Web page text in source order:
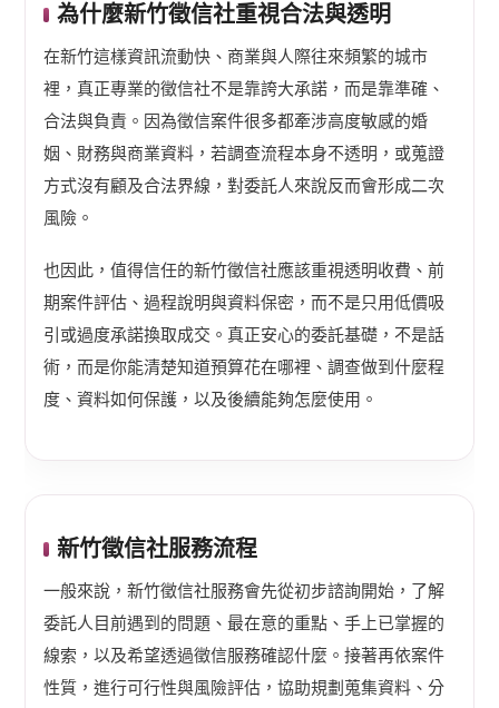
為什麼新竹徵信社重視合法與透明
在新竹這樣資訊流動快、商業與人際往來頻繁的城市
裡，真正專業的徵信社不是靠誇大承諾，而是靠準確、
合法與負責。因為徵信案件很多都牽涉高度敏感的婚
姻、財務與商業資料，若調查流程本身不透明，或蒐證
方式沒有顧及合法界線，對委託人來說反而會形成二次
風險。
也因此，值得信任的新竹徵信社應該重視透明收費、前
期案件評估、過程說明與資料保密，而不是只用低價吸
引或過度承諾換取成交。真正安心的委託基礎，不是話
術，而是你能清楚知道預算花在哪裡、調查做到什麼程
度、資料如何保護，以及後續能夠怎麼使用。
新竹徵信社服務流程
一般來說，新竹徵信社服務會先從初步諮詢開始，了解
委託人目前遇到的問題、最在意的重點、手上已掌握的
線索，以及希望透過徵信服務確認什麼。接著再依案件
性質，進行可行性與風險評估，協助規劃蒐集資料、分